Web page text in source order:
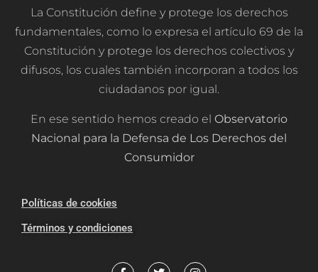
La Constitución define y protege los derechos
fundamentales, como lo expresa el artículo 69 de la
Constitución y protege los derechos colectivos y
difusos, los cuales también incorporan a todos los
ciudadanos por igual.
En ese sentido hemos creado el Observatorio
Nacional para la Defensa de Los Derechos del
Consumidor
Políticas de cookies
Términos y condiciones